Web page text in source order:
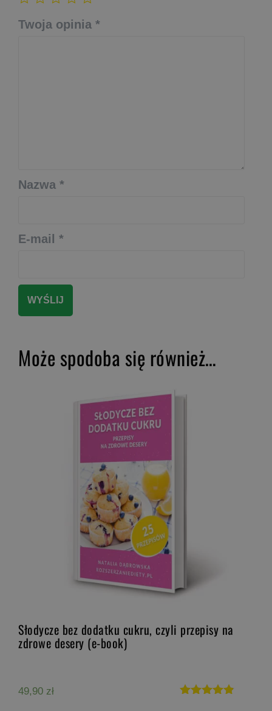
Twoja opinia *
Nazwa *
E-mail *
Może spodoba się również…
Słodycze bez dodatku cukru, czyli przepisy na
zdrowe desery (e-book)
49,90 zł